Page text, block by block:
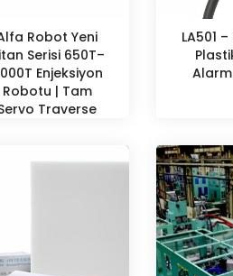
Robot Yeni
Serisi 650T–
Enjeksiyon
Robotu | Tam
Traverse
LA501